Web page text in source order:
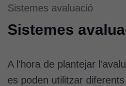
Sistemes avaluació
Sistemes
A l’hora de plantejar
es poden utilitzar